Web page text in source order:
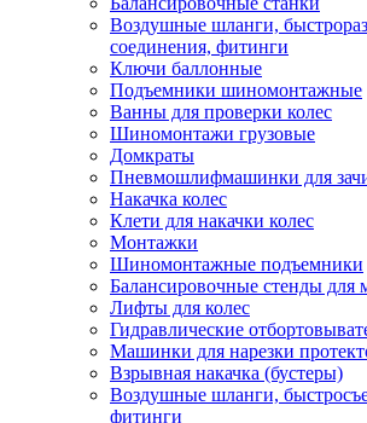
Воздушные шланги,
соединения, фитинги
Ключи баллонные
Подъемники шиномонтажные
Ванны для проверки колес
Шиномонтажи грузовые
Домкраты
Пневмошлифмашинки для
Накачка колес
Клети для накачки колес
Монтажки
Шиномонтажные подъемники
Балансировочные стенды для
Лифты для колес
Гидравлические
Машинки для нарезки
Взрывная накачка (бустеры)
Воздушные шланги,
фитинги